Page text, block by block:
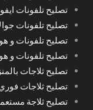
تصليح تلفونات
تصليح تلفونات
تصليح تلفونات و
تصليح تلفونات و
تصليح ثلاجات
تصليح ثلاجات
تصليح ثلاجة